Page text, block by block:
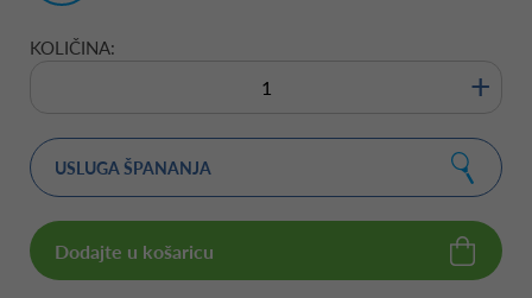
KOLIČINA:
+
USLUGA ŠPANANJA
Dodajte u košaricu